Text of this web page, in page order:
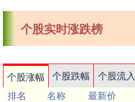
个股实时涨跌榜
个股涨幅 个股跌幅 个股流入
排名
名称 最新价